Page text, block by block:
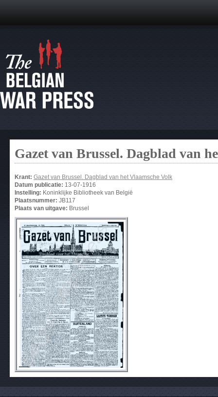
Gazet van Brussel. Dagblad van
Krant: Gazet van Brussel. Dagblad van het Vlaamsche Volk
Datum publicatie: 13-07-1916
Instelling: Koninklijke Bibliotheek van België
Plaatsnummer: JB117
Plaats van uitgave: Brussel